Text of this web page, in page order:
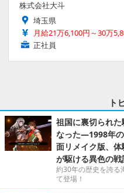
株式会社大斗
埼玉県
月給21万6,100円～30万
正社員
ト
祖国に裏切られ
なった―1998年の
面リメイク版、
が駆ける異色の
約30年の歴史を誇る
て登場！